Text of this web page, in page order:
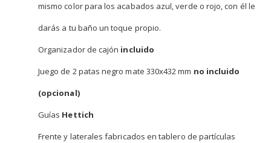
mismo color para los acabados azul, verde o rojo, con él le
darás a tu baño un toque propio.
Organizador de cajón incluido
Juego de 2 patas negro mate 330x432 mm no incluido
(opcional)
Guías Hettich
Frente y laterales fabricados en tablero de partículas